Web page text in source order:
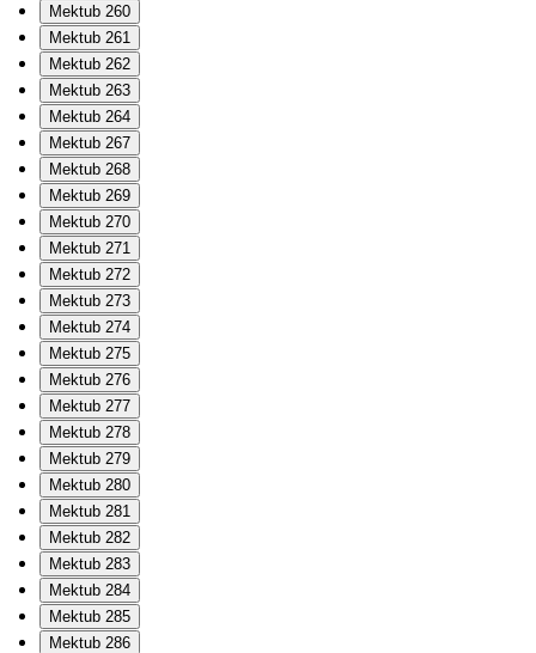
Mektub 260
Mektub 261
Mektub 262
Mektub 263
Mektub 264
Mektub 267
Mektub 268
Mektub 269
Mektub 270
Mektub 271
Mektub 272
Mektub 273
Mektub 274
Mektub 275
Mektub 276
Mektub 277
Mektub 278
Mektub 279
Mektub 280
Mektub 281
Mektub 282
Mektub 283
Mektub 284
Mektub 285
Mektub 286